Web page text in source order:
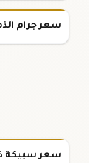
سعر جرام
سعر سبيكة ذهب ١ جرام